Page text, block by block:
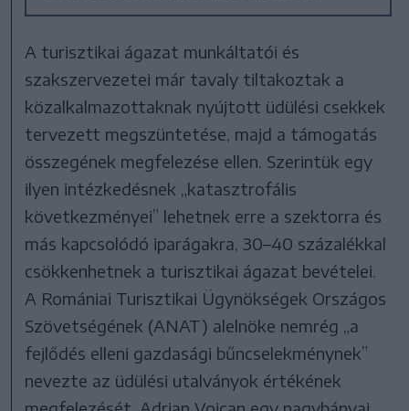
A turisztikai ágazat munkáltatói és
szakszervezetei már tavaly tiltakoztak a
közalkalmazottaknak nyújtott üdülési csekkek
tervezett megszüntetése, majd a támogatás
összegének megfelezése ellen. Szerintük egy
ilyen intézkedésnek „katasztrofális
következményei” lehetnek erre a szektorra és
más kapcsolódó iparágakra, 30–40 százalékkal
csökkenhetnek a turisztikai ágazat bevételei.
A Romániai Turisztikai Ügynökségek Országos
Szövetségének (ANAT) alelnöke nemrég „a
fejlődés elleni gazdasági bűncselekménynek”
nevezte az üdülési utalványok értékének